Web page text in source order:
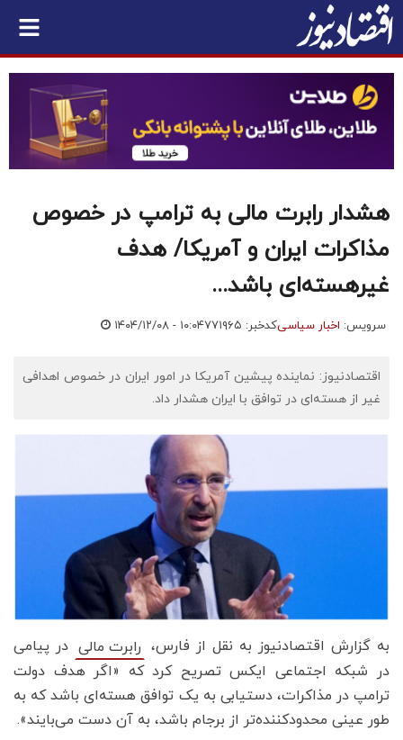
هشدار رابرت مالی به ترامپ در خصوص
مذاکرات ایران و آمریکا/ هدف
غیرهسته‌ای باشد...
سرویس: اخبار سیاسیکدخبر: ۷۷۱۹۶۵ ۱۴۰۴/۱۲/۰۸ - ۱۰:۰۴
اقتصادنیوز: نماینده پیشین آمریکا در امور ایران در خصوص اهدافی
غیر از هسته‌ای در توافق با ایران هشدار داد.
به گزارش اقتصادنیوز به نقل از فارس، رابرت مالی در پیامی
در شبکه اجتماعی ایکس تصریح کرد که «اگر هدف دولت
ترامپ در مذاکرات، دستیابی به یک توافق هسته‌ای باشد که به
طور عینی محدودکننده‌تر از برجام باشد، به آن دست می‌بایند».